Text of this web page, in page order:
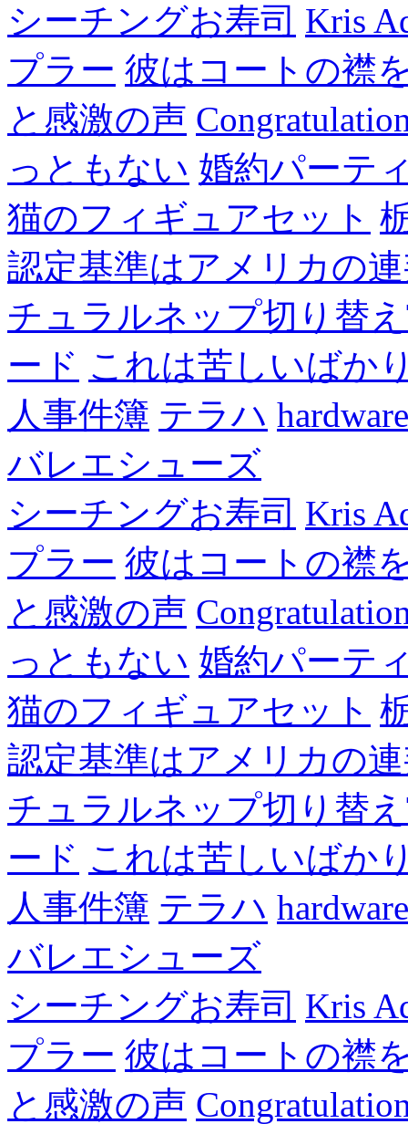
シーチングお寿司 Kris
プラー 彼はコートの襟
と感激の声
っともない 婚約パーテ
猫のフィギュアセット
認定基準はアメリカの
チュラルネップ切り替
ード これは苦しいばか
人事件簿 テラハ
バレエシューズ
シーチングお寿司 Kris
プラー 彼はコートの襟
と感激の声
っともない 婚約パーテ
猫のフィギュアセット
認定基準はアメリカの
チュラルネップ切り替
ード これは苦しいばか
人事件簿 テラハ
バレエシューズ
シーチングお寿司 Kris
プラー 彼はコートの襟
と感激の声